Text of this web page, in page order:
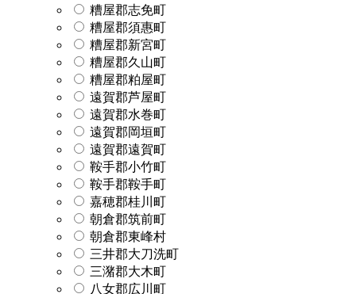
糟屋郡志免町
糟屋郡須惠町
糟屋郡新宮町
糟屋郡久山町
糟屋郡粕屋町
遠賀郡芦屋町
遠賀郡水巻町
遠賀郡岡垣町
遠賀郡遠賀町
鞍手郡小竹町
鞍手郡鞍手町
嘉穂郡桂川町
朝倉郡筑前町
朝倉郡東峰村
三井郡大刀洗町
三潴郡大木町
八女郡広川町